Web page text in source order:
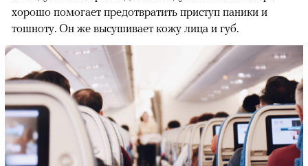
хорошо помогает предотвратить приступ паники и
тошноту. Он же высушивает кожу лица и губ.